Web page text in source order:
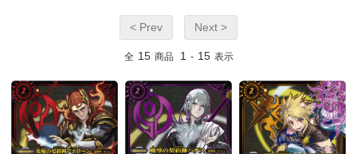
< Prev Next >
全 15 商品 1 - 15 表示